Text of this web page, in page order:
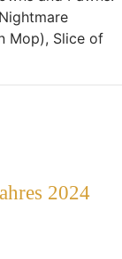
Mop), Slice of
2024